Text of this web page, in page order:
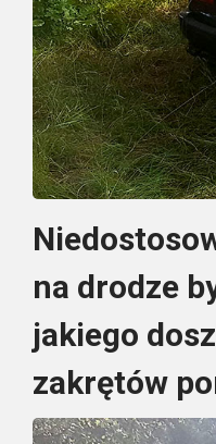
na drodze
jakiego
zakrętów